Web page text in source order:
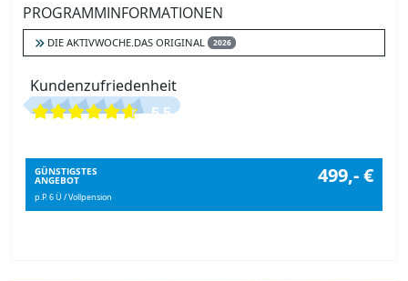
PROGRAMMINFORMATIONEN
DIE AKTIVWOCHE.DAS ORIGINAL 2026
Kundenzufriedenheit
5.5
GÜNSTIGSTES
ANGEBOT 499,- €
p.P. 6 Ü / Vollpension